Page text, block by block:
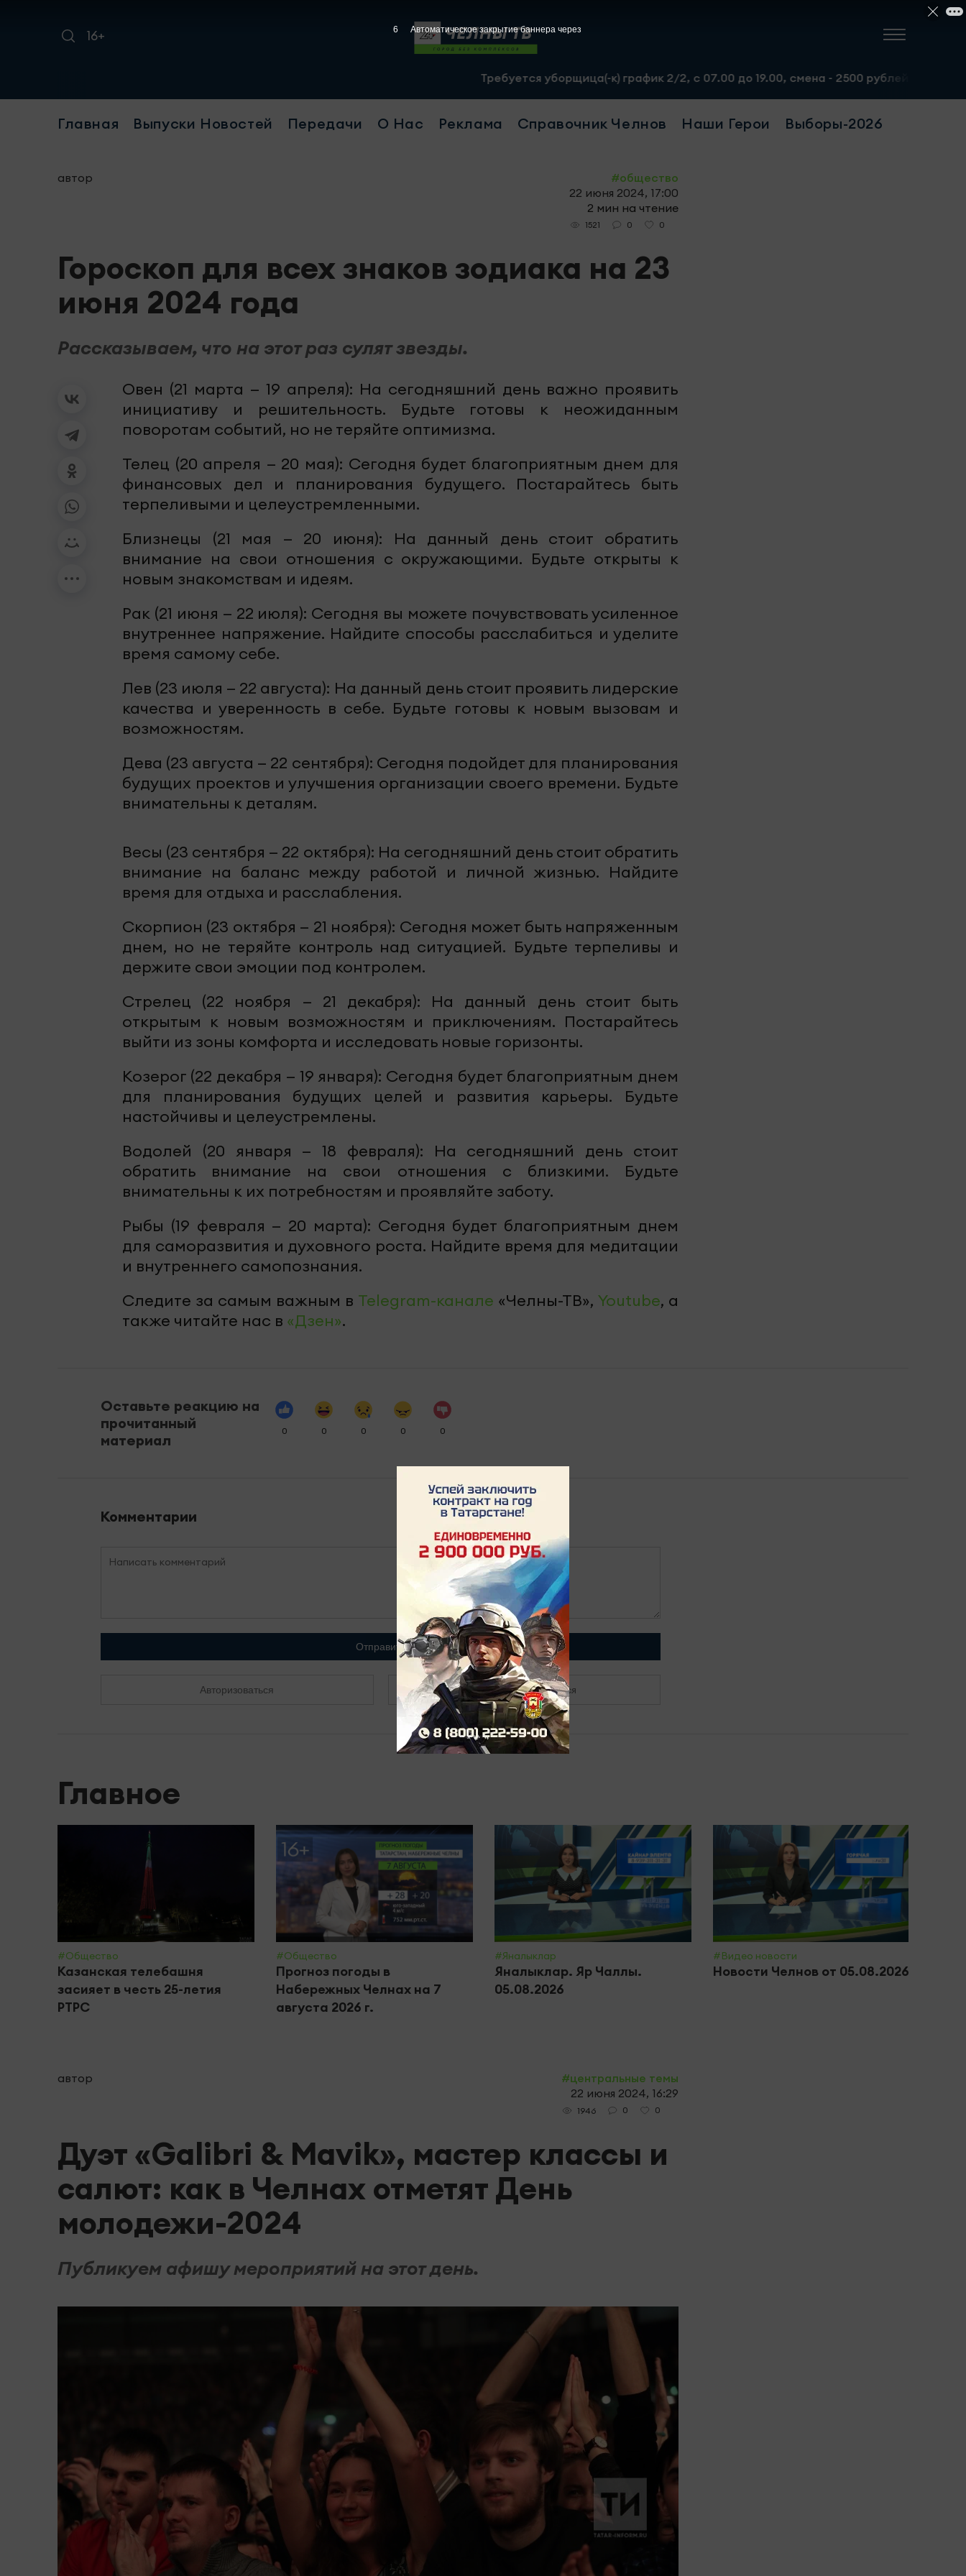
16+
Требуется уборщица(-к) график 2/2, с 07.00 до 19.00, смена - 2500 рублей. Пр-т
Главная Выпуски Новостей Передачи О Нас Реклама Справочник Челнов Наши Герои Выборы-2026
автор
#общество
22 июня 2024, 17:00
2 мин на чтение
1521 0 0
Гороскоп для всех знаков зодиака на 23
июня 2024 года
Рассказываем, что на этот раз сулят звезды.
Овен (21 марта — 19 апреля): На сегодняшний день важно проявить
инициативу и решительность. Будьте готовы к неожиданным
поворотам событий, но не теряйте оптимизма.
Телец (20 апреля — 20 мая): Сегодня будет благоприятным днем для
финансовых дел и планирования будущего. Постарайтесь быть
терпеливыми и целеустремленными.
Близнецы (21 мая — 20 июня): На данный день стоит обратить
внимание на свои отношения с окружающими. Будьте открыты к
новым знакомствам и идеям.
Рак (21 июня — 22 июля): Сегодня вы можете почувствовать усиленное
внутреннее напряжение. Найдите способы расслабиться и уделите
время самому себе.
Лев (23 июля — 22 августа): На данный день стоит проявить лидерские
качества и уверенность в себе. Будьте готовы к новым вызовам и
возможностям.
Дева (23 августа — 22 сентября): Сегодня подойдет для планирования
будущих проектов и улучшения организации своего времени. Будьте
внимательны к деталям.
Весы (23 сентября — 22 октября): На сегодняшний день стоит обратить
внимание на баланс между работой и личной жизнью. Найдите
время для отдыха и расслабления.
Скорпион (23 октября — 21 ноября): Сегодня может быть напряженным
днем, но не теряйте контроль над ситуацией. Будьте терпеливы и
держите свои эмоции под контролем.
Стрелец (22 ноября — 21 декабря): На данный день стоит быть
открытым к новым возможностям и приключениям. Постарайтесь
выйти из зоны комфорта и исследовать новые горизонты.
Козерог (22 декабря — 19 января): Сегодня будет благоприятным днем
для планирования будущих целей и развития карьеры. Будьте
настойчивы и целеустремлены.
Водолей (20 января — 18 февраля): На сегодняшний день стоит
обратить внимание на свои отношения с близкими. Будьте
внимательны к их потребностям и проявляйте заботу.
Рыбы (19 февраля — 20 марта): Сегодня будет благоприятным днем
для саморазвития и духовного роста. Найдите время для медитации
и внутреннего самопознания.
Следите за самым важным в Telegram-канале «Челны-ТВ», Youtube, а
также читайте нас в «Дзен».
Оставьте реакцию на
прочитанный
материал
0 0 0 0 0
Комментарии
Отправить
Авторизоваться Зарегистрироваться
Главное
#Общество
Казанская телебашня
засияет в честь 25-летия
РТРС
#Общество
Прогноз погоды в
Набережных Челнах на 7
августа 2026 г.
#Яналыклар
Яналыклар. Яр Чаллы.
05.08.2026
#Видео новости
Новости Челнов от 05.08.2026
автор
#центральные темы
22 июня 2024, 16:29
1946 0 0
Дуэт «Galibri & Mavik», мастер классы и
салют: как в Челнах отметят День
молодежи-2024
Публикуем афишу мероприятий на этот день.
5 Автоматическое закрытие баннера через